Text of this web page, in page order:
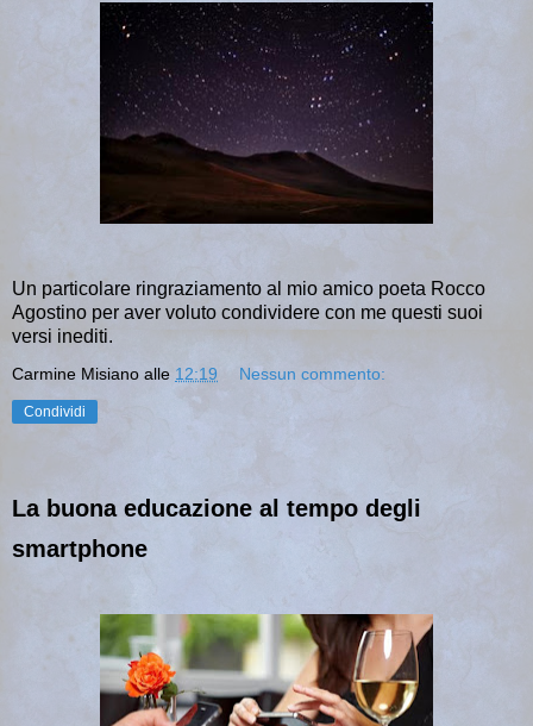
Un particolare ringraziamento al mio amico poeta Rocco
Agostino per aver voluto condividere con me questi suoi
versi inediti.
Carmine Misiano alle 12:19 Nessun commento:
Condividi
La buona educazione al tempo degli
smartphone